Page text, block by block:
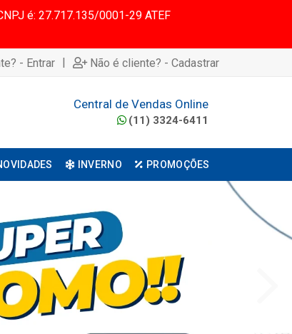
é: 27.717.135/0001-29 ATEF
- Entrar | Não é cliente? - Cadastrar
Central de Vendas Online
(11) 3324-6411
INVERNO PROMOÇÕES